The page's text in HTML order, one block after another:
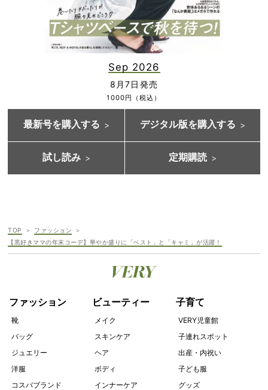
Sep 2026
8月7日発売
1000円（税込）
最新号を購入する デジタル版を購入する
試し読み 定期購読
TOP
ファッション
【黒好きママの年末コーデ】華やか盛りに「ベスト」と「キャミ」が活躍！
ファッション
靴
バッグ
ジュエリー
洋服
コスパブランド
ビューティー
メイク
スキンケア
ヘア
ボディ
インナーケア
子育て
VERY児童館
子連れスポット
出産・内祝い
子ども服
グッズ